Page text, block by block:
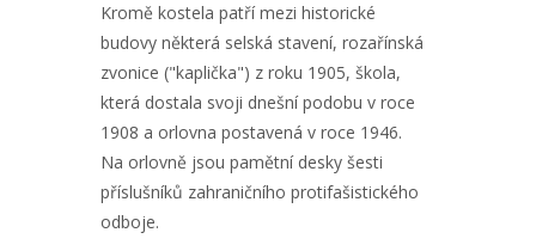
Kromě kostela patří mezi historické
budovy některá selská stavení, rozařínská
zvonice ("kaplička") z roku 1905, škola,
která dostala svoji dnešní podobu v roce
1908 a orlovna postavená v roce 1946.
Na orlovně jsou pamětní desky šesti
příslušníků zahraničního protifašistického
odboje.